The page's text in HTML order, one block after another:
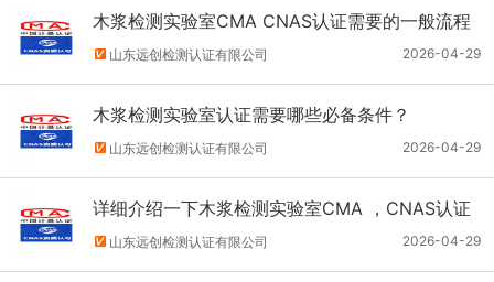
木浆检测实验室CMA CNAS认证需要的一般流程
2026-04-29
山东远创检测认证有限公司
木浆检测实验室认证需要哪些必备条件？
2026-04-29
山东远创检测认证有限公司
详细介绍一下木浆检测实验室CMA ，CNAS认证
的具体要求
2026-04-29
山东远创检测认证有限公司